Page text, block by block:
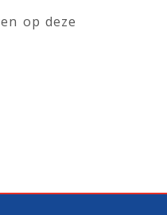
op deze